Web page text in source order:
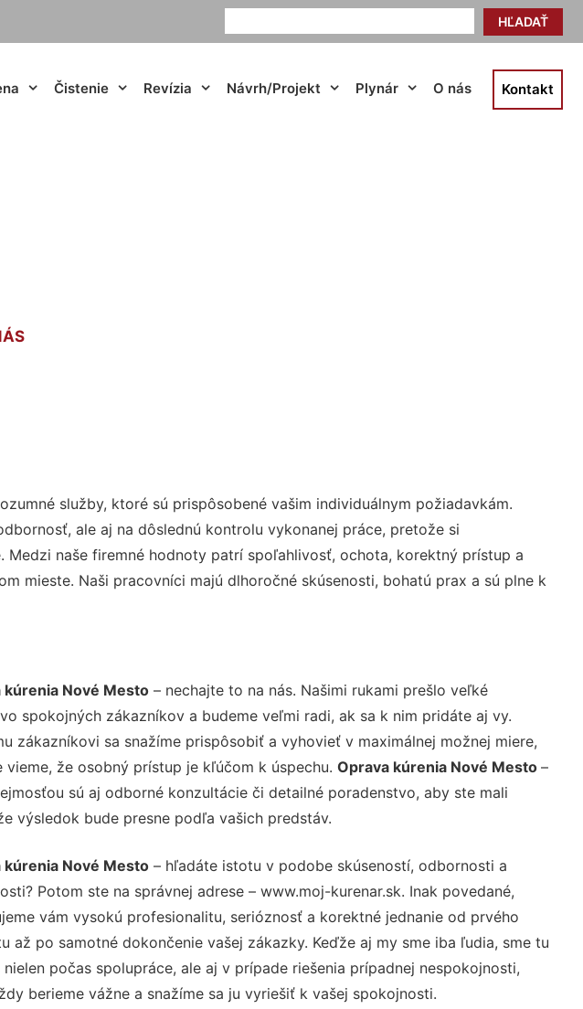
HĽADAŤ
Čistenie Revízia Návrh/Projekt Plynár O nás Kontakt
služby, ktoré sú prispôsobené vašim individuálnym požiadavkám.
ale aj na dôslednú kontrolu vykonanej práce, pretože si
naše firemné hodnoty patrí spoľahlivosť, ochota, korektný prístup a
mieste. Naši pracovníci majú dlhoročné skúsenosti, bohatú prax a sú plne k
kúrenia Nové Mesto– nechajte to na nás. Našimi rukami prešlo veľké
spokojných zákazníkov a budeme veľmi radi, ak sa k nim pridáte aj vy.
zákazníkovi sa snažíme prispôsobiť a vyhovieť v maximálnej možnej miere,
vieme, že osobný prístup je kľúčom k úspechu. Oprava kúrenia Nové Mesto –
sú aj odborné konzultácie či detailné poradenstvo, aby ste mali
výsledok bude presne podľa vašich predstáv.
kúrenia Nové Mesto– hľadáte istotu v podobe skúseností, odbornosti a
Potom ste na správnej adrese – www.moj-kurenar.sk. Inak povedané,
vám vysokú profesionalitu, serióznosť a korektné jednanie od prvého
až po samotné dokončenie vašej zákazky. Keďže aj my sme iba ľudia, sme tu
nielen počas spolupráce, ale aj v prípade riešenia prípadnej nespokojnosti,
berieme vážne a snažíme sa ju vyriešiť k vašej spokojnosti.